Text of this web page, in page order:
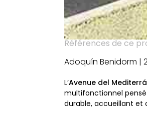
Références de ce
Adoquín Benidorm |
L’Avenue del
multifonctionnel pensé
durable, accueillant et